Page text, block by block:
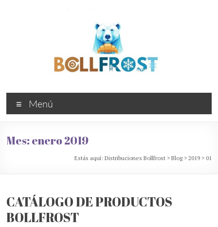
Distribuciones
Bollfrost
Bollería
industrial
Menú
Mes:enero 2019
Estás aquí: Distribuciones Bollfrost> Blog> 2019> 01
CATÁLOGO DE PRODUCTOS
BOLLFROST